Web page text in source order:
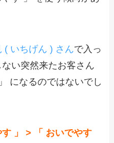
( いちげん ) さんで入っ
い突然来たお客さん
になるのではないでし
」 > 「 おいでやす